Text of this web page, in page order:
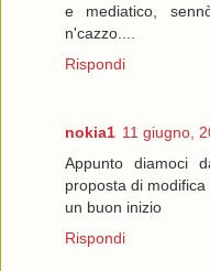
e mediatico,
n'cazzo....
Rispondi
nokia1 11 giugno,
Appunto diamoci
proposta di
un buon inizio
Rispondi